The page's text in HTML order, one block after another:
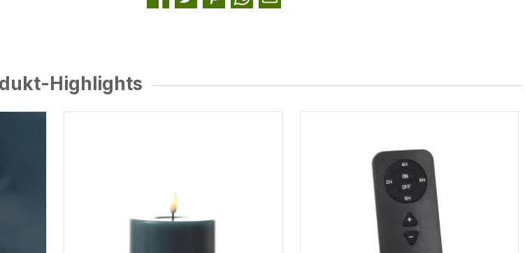
Highlights